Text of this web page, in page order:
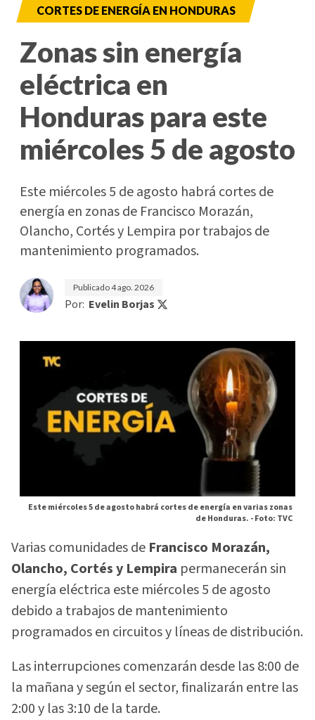
CORTES DE ENERGÍA EN HONDURAS
Zonas sin energía
eléctrica en
Honduras para este
miércoles 5 de agosto
Este miércoles 5 de agosto habrá cortes de
energía en zonas de Francisco Morazán,
Olancho, Cortés y Lempira por trabajos de
mantenimiento programados.
Publicado4 ago. 2026
Por: Evelin Borjas
Este miércoles 5 de agosto habrá cortes de energía en varias zonas
de Honduras. -Foto: TVC
Varias comunidades de Francisco Morazán,
Olancho, Cortés y Lempira permanecerán sin
energía eléctrica este miércoles 5 de agosto
debido a trabajos de mantenimiento
programados en circuitos y líneas de distribución.
Las interrupciones comenzarán desde las 8:00 de
la mañana y según el sector, finalizarán entre las
2:00 y las 3:10 de la tarde.